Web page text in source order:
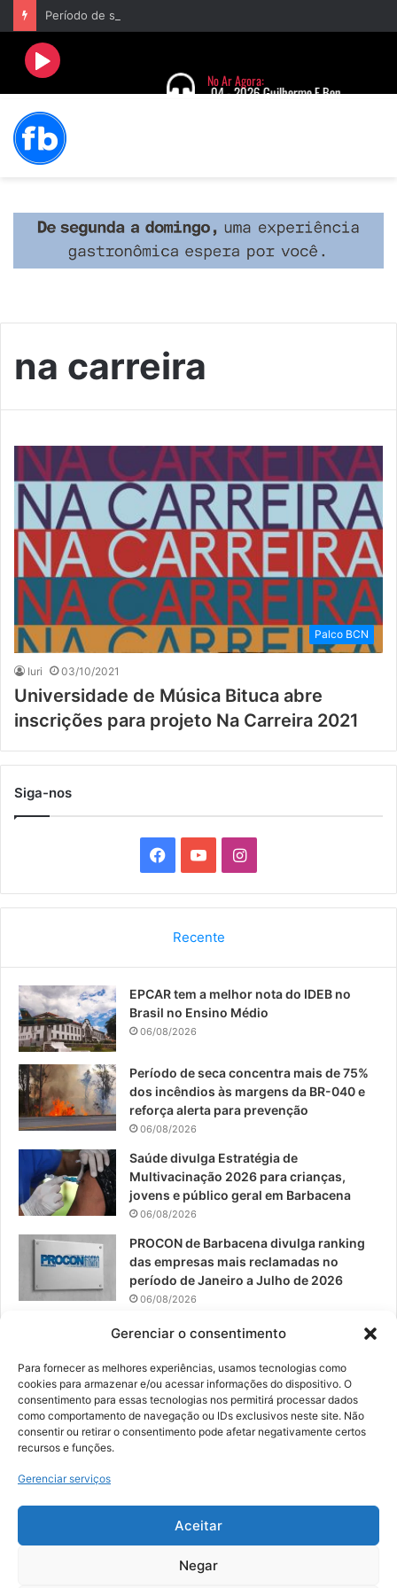
Gerenciar o consentimento
Para fornecer as melhores experiências, usamos tecnologias como
cookies para armazenar e/ou acessar informações do dispositivo. O
consentimento para essas tecnologias nos permitirá processar dados
como comportamento de navegação ou IDs exclusivos neste site. Não
consentir ou retirar o consentimento pode afetar negativamente certos
recursos e funções.
Gerenciar serviços
Aceitar
Negar
na carreira
Palco BCN
Iuri 03/10/2021
Universidade de Música Bituca abre
inscrições para projeto Na Carreira 2021
Siga-nos
a
b
o
o
k
o
u
e
I
n
a
r
a
Recente
EPCAR tem a melhor nota do IDEB no
Brasil no Ensino Médio
06/08/2026
Período de seca concentra mais de 75%
dos incêndios às margens da BR-040 e
reforça alerta para prevenção
06/08/2026
Saúde divulga Estratégia de
Multivacinação 2026 para crianças,
jovens e público geral em Barbacena
06/08/2026
PROCON de Barbacena divulga ranking
das empresas mais reclamadas no
período de Janeiro a Julho de 2026
06/08/2026
Prefeitura convoca organizações de
Resíduos Sólidos
05/08/2026
© 2026, Todos os direitos reservados | Desenvolvido por:
Digital Business| Hospedado por:NP Publicidade
Fale Conosco
Sobre Nós
Política de Segurança e Privacidade